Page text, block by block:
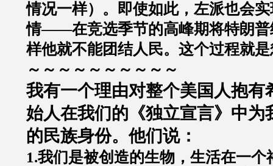
情况一样）。即使如此，左派也会
情——在竞选季节的高峰期将特朗
样他就不能团结人民。这个过程就
～～～～～～～～～～
我有一个理由对整个美国人抱有
始人在我们的《独立宣言》中为
的民族身份。他们说：
1.我们是被创造的生物，生活在一个